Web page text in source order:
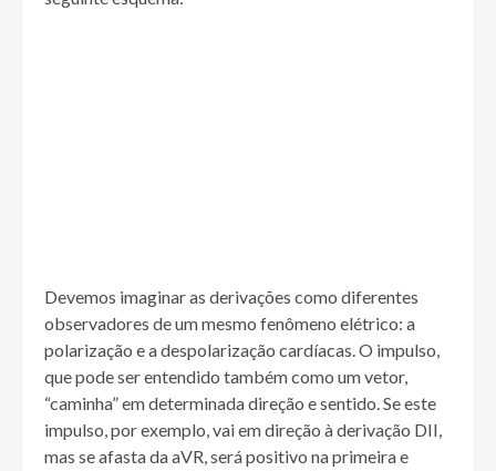
Devemos imaginar as derivações como diferentes
observadores de um mesmo fenômeno elétrico: a
polarização e a despolarização cardíacas. O impulso,
que pode ser entendido também como um vetor,
“caminha” em determinada direção e sentido. Se este
impulso, por exemplo, vai em direção à derivação DII,
mas se afasta da aVR, será positivo na primeira e